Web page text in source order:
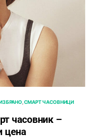
СМАРТ ЧАСОВНИЦИ
часовник –
цена